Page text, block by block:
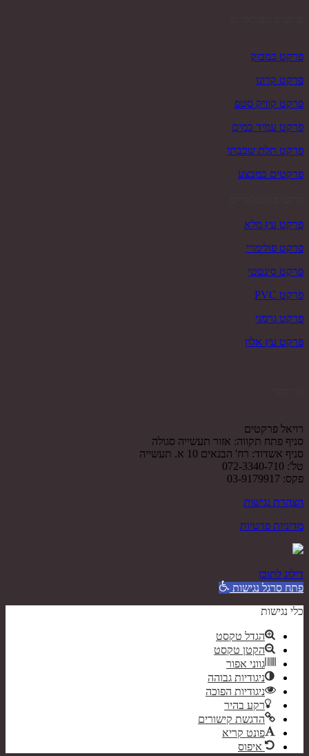
פרקט במבוק
פרקט קרונו
פרקט קוויק סטפ
פרקט עמיד במים
פרקט תלת שכבתי
פרקטים במבצע
פרקט עץ מלא
פרקט פולימרי
פרקט סינטטי
פרקט PVC
פרקט גרמני
פרקט עץ אלון
רויאל פרקטים
סניף פתח תקווה: אזור תעשייה סגולה
סניף אשדוד: רח' הבנאים 10 א. תעשייה
טל': 072-3340-710
פקס: 03-9179917
הצהרת נגישות
מדיניות פרטיות
דילוג לתוכן
פתח סרגל נגישות
כלי נגישות
הגדל טקסט
הקטן טקסט
גווני אפור
ניגודיות גבוהה
ניגודיות הפוכה
רקע בהיר
הדגשת קישורים
פונט קריא
איפוס